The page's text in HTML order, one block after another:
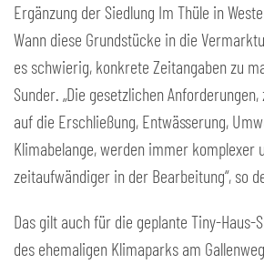
Ergänzung der Siedlung Im Thüle in
Wann diese Grundstücke in die
es schwierig, konkrete Zeitangaben zu
Sunder. „Die gesetzlichen
auf die Erschließung, Entwässerung,
Klimabelange, werden immer komplexer
zeitaufwändiger in der Bearbeitung“, so
Das gilt auch für die geplante Tiny-Haus-
des ehemaligen Klimaparks am